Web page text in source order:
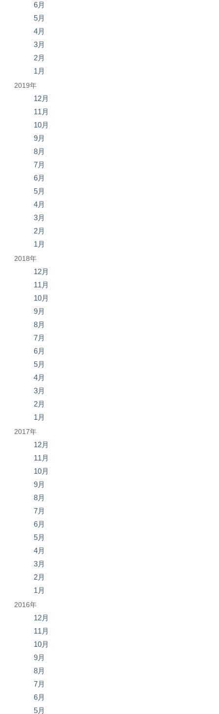
6月
5月
4月
3月
2月
1月
2019年
12月
11月
10月
9月
8月
7月
6月
5月
4月
3月
2月
1月
2018年
12月
11月
10月
9月
8月
7月
6月
5月
4月
3月
2月
1月
2017年
12月
11月
10月
9月
8月
7月
6月
5月
4月
3月
2月
1月
2016年
12月
11月
10月
9月
8月
7月
6月
5月